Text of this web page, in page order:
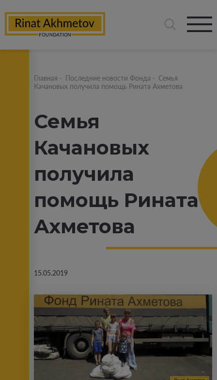
Главная - Последние новости Фонда - Семья
Качановых получила помощь Рината Ахметова
Семья
Качановых
получила
помощь Рината
Ахметова
15.05.2019